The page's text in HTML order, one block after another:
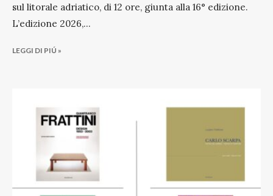
sul litorale adriatico, di 12 ore, giunta alla 16° edizione.
L’edizione 2026,...
LEGGI DI PIÚ »